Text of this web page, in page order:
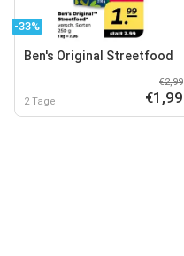
-33%
Ben's Original Streetfood
2 Tage
€2,99
€1,99